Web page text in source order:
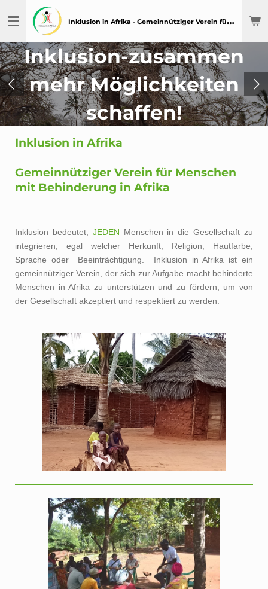
Hauptinhalt
I
nklusion in Afrika - Gemeinnütziger Verein für Menschen mit Behinderung in Afrika
Inklusion-zusammen
mehr Möglichkeiten
schaffen!
Inklusion in Afrika
Gemeinnütziger Verein für Menschen
mit Behinderung in Afrika
Inklusion bedeutet, JEDEN Menschen in die Gesellschaft zu
integrieren, egal welcher Herkunft, Religion, Hautfarbe,
Sprache oder Beeinträchtigung. Inklusion in Afrika ist ein
gemeinnütziger Verein, der sich zur Aufgabe macht behinderte
Menschen in Afrika zu unterstützen und zu fördern, um von
der Gesellschaft akzeptiert und respektiert zu werden.